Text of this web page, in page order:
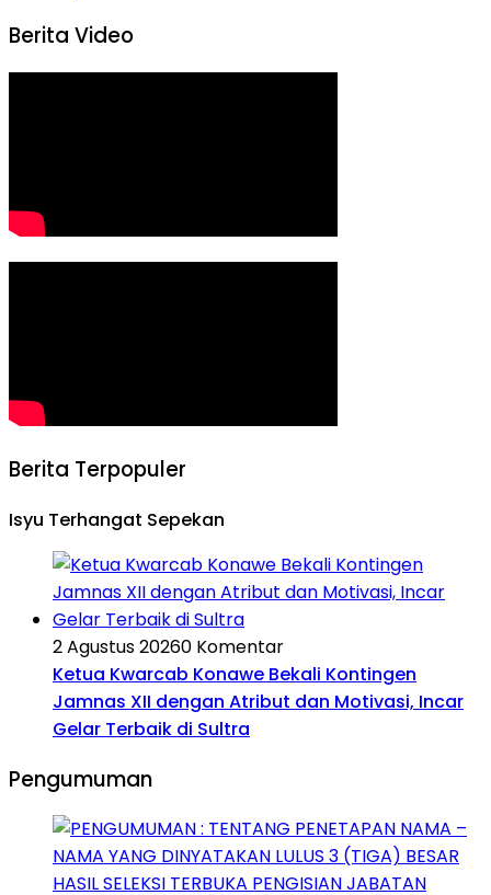
Berita Video
Berita Terpopuler
Isyu Terhangat Sepekan
2 Agustus 20260 Komentar
Ketua Kwarcab Konawe Bekali Kontingen
Jamnas XII dengan Atribut dan Motivasi, Incar
Gelar Terbaik di Sultra
Pengumuman